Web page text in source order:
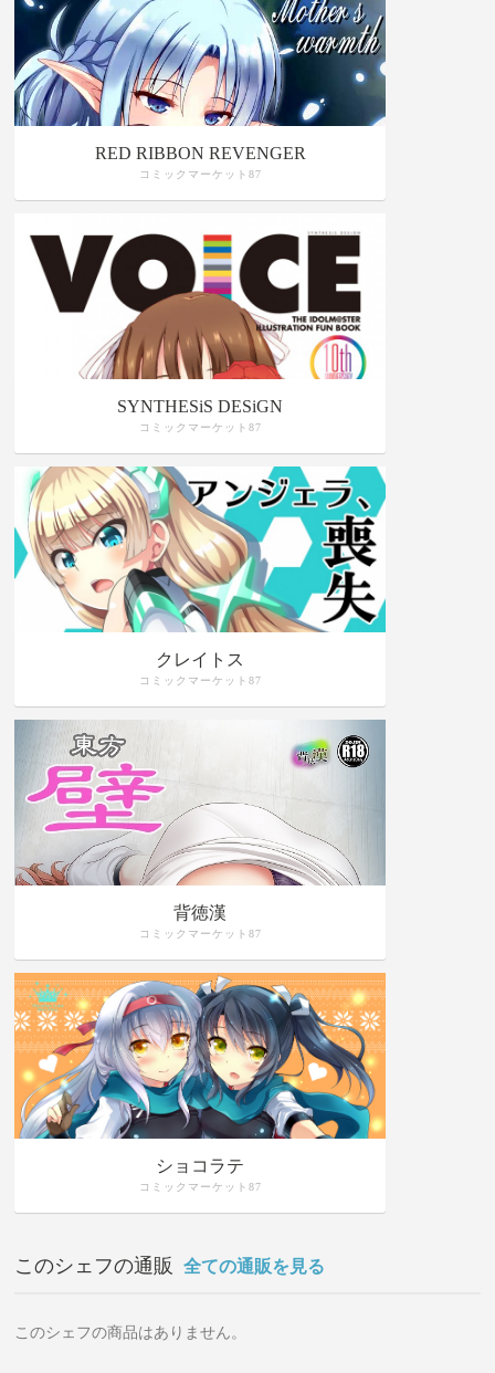
RED RIBBON REVENGER
コミックマーケット87
SYNTHESiS DESiGN
コミックマーケット87
クレイトス
コミックマーケット87
背徳漢
コミックマーケット87
ショコラテ
コミックマーケット87
このシェフの通販 全ての通販を見る
このシェフの商品はありません。